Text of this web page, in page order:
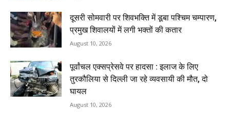
दूसरी सोमवारी पर शिवभक्ति में डूबा पश्चिम चम्पारण,
प्रमुख शिवालयों में लगी भक्तों की कतार
August 10, 2026
पूर्वांचल एक्सप्रेसवे पर हादसा : इलाज के लिए
तुरकौलिया से दिल्ली जा रहे व्यवसायी की मौत, दो
घायल
August 10, 2026